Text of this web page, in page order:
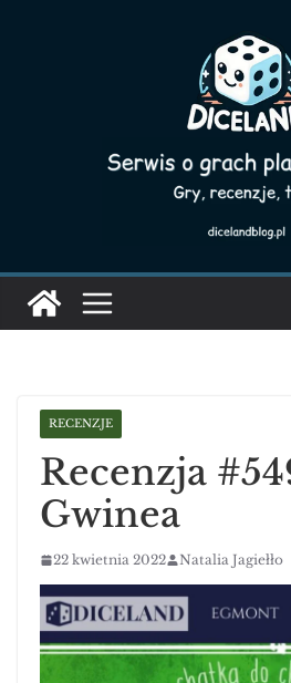
RECENZJE
Recenzja
Gwinea
22 kwietnia 2022 Natalia Jagiełło